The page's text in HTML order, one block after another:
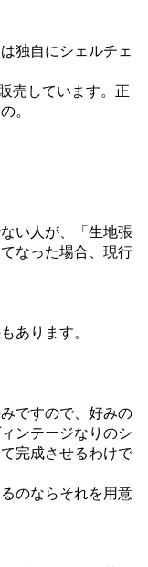
独自にシェルチェ
売しています。正
。
い人が、「生地張
なった場合、現行
あります。
ですので、好みの
ンテージなりのシ
完成させるわけで
のならそれを用意